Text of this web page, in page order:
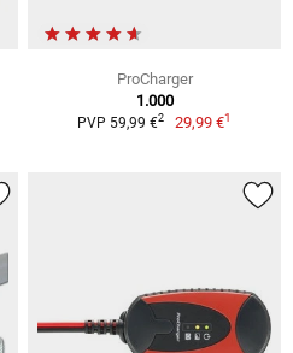
ProCharger
1.000
PVP 59,99 €2 29,99 €1